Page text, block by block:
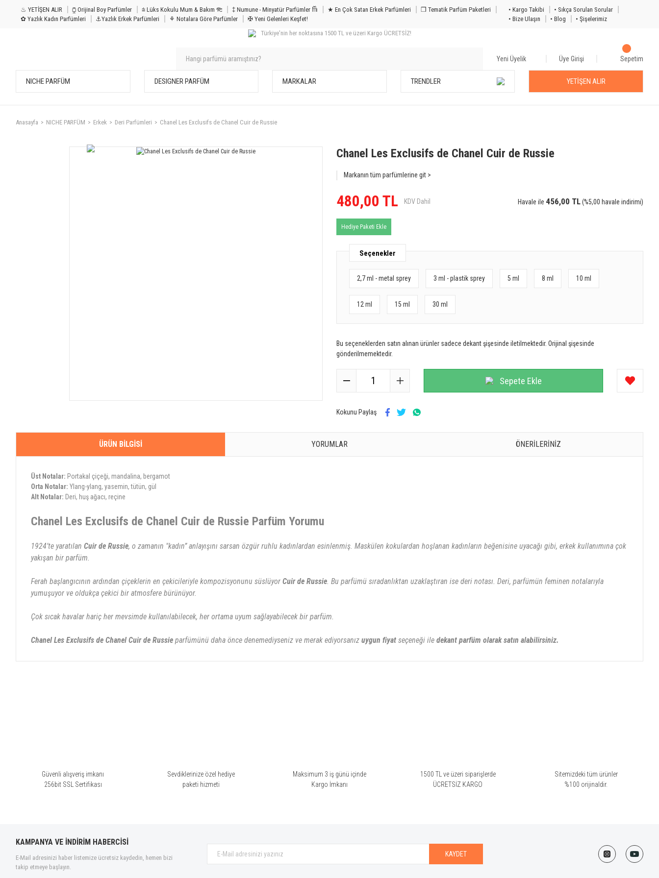
♨ YETİŞEN ALIR ⧮ Orijinal Boy Parfümler ⩭ Lüks Kokulu Mum & Bakım 𐦝 ‡ Numune - Minyatür Parfümler 𐙏 ★ En Çok Satan Erkek Parfümleri
❒ Tematik Parfüm Paketleri
✿ Yazlık Kadın Parfümleri
⚓Yazlık Erkek Parfümleri ⚘ Notalara Göre Parfümler ✠ Yeni Gelenleri Keşfet!
• Kargo Takibi
• Sıkça Sorulan Sorular
• Bize Ulaşın
• Blog
• Şişelerimiz
Türkiye'nin her noktasına 1500 TL ve üzeri Kargo ÜCRETSİZ!
Yeni Üyelik Üye Girişi Sepetim
NICHE PARFÜM DESIGNER PARFÜM MARKALAR TRENDLER YETİŞEN ALIR
Anasayfa NICHE PARFÜM Erkek Deri Parfümleri Chanel Les Exclusifs de Chanel Cuir de Russie
Chanel Les Exclusifs de Chanel Cuir de Russie
Markanın tüm parfümlerine git >
480,00 TL KDV Dahil Havale ile 456,00 TL(%5,00 havale indirimi)
Hediye Paketi Ekle
Seçenekler
2,7 ml - metal sprey 3 ml - plastik sprey 5 ml 8 ml 10 ml
12 ml 15 ml 30 ml
Bu seçeneklerden satın alınan ürünler sadece dekant şişesinde iletilmektedir. Orijinal şişesinde
gönderilmemektedir.
Sepete Ekle
Kokunu Paylaş
ÜRÜN BILGISI YORUMLAR ÖNERILERINIZ
Üst Notalar: Portakal çiçeği, mandalina, bergamot
Orta Notalar: Ylang-ylang, yasemin, tütün, gül
Alt Notalar: Deri, huş ağacı, reçine
Chanel Les Exclusifs de Chanel Cuir de Russie Parfüm Yorumu
1924’te yaratılan Cuir de Russie, o zamanın "kadın” anlayışını sarsan özgür ruhlu kadınlardan esinlenmiş. Maskülen kokulardan hoşlanan kadınların beğenisine uyacağı gibi, erkek kullanımına çok
yakışan bir parfüm.
Ferah başlangıcının ardından çiçeklerin en çekicileriyle kompozisyonunu süslüyor Cuir de Russie. Bu parfümü sıradanlıktan uzaklaştıran ise deri notası. Deri, parfümün feminen notalarıyla
yumuşuyor ve oldukça çekici bir atmosfere bürünüyor.
Çok sıcak havalar hariç her mevsimde kullanılabilecek, her ortama uyum sağlayabilecek bir parfüm.
Chanel Les Exclusifs de Chanel Cuir de Russie parfümünü daha önce denemediyseniz ve merak ediyorsanız uygun fiyat seçeneği ile dekant parfüm olarak satın alabilirsiniz.
Güvenli alışveriş imkanı
256bit SSL Sertifikası
Sevdiklerinize özel hediye
paketi hizmeti
Maksimum 3 iş günü içinde
Kargo İmkanı
1500 TL ve üzeri siparişlerde
ÜCRETSİZ KARGO
Sitemizdeki tüm ürünler
%100 orijinaldir.
KAMPANYA VE İNDİRİM HABERCİSİ
E-Mail adresinizi haber listemize ücretsiz kaydedin, hemen bizi
takip etmeye başlayın.
KAYDET